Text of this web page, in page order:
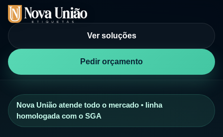
Ver soluções
Pedir orçamento
Nova União atende todo o mercado • linha
homologada com o SGA